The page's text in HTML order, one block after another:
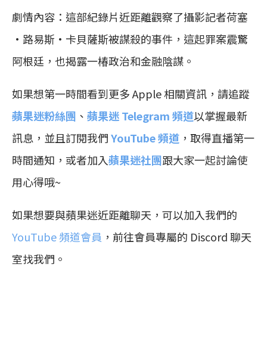
劇情內容：這部紀錄片近距離觀察了攝影記者荷塞
·路易斯·卡貝薩斯被謀殺的事件，這起罪案震驚
阿根廷，也揭露一椿政治和金融陰謀。
如果想第一時間看到更多 Apple 相關資訊，請追蹤
蘋果迷粉絲團 、 蘋果迷 Telegram 頻道以掌握最新
訊息，並且訂閱我們YouTube 頻道 ，取得直播第一
時間通知，或者加入蘋果迷社團跟大家一起討論使
用心得哦~
如果想要與蘋果迷近距離聊天，可以加入我們的
YouTube 頻道會員 ，前往會員專屬的 Discord 聊天
室找我們。